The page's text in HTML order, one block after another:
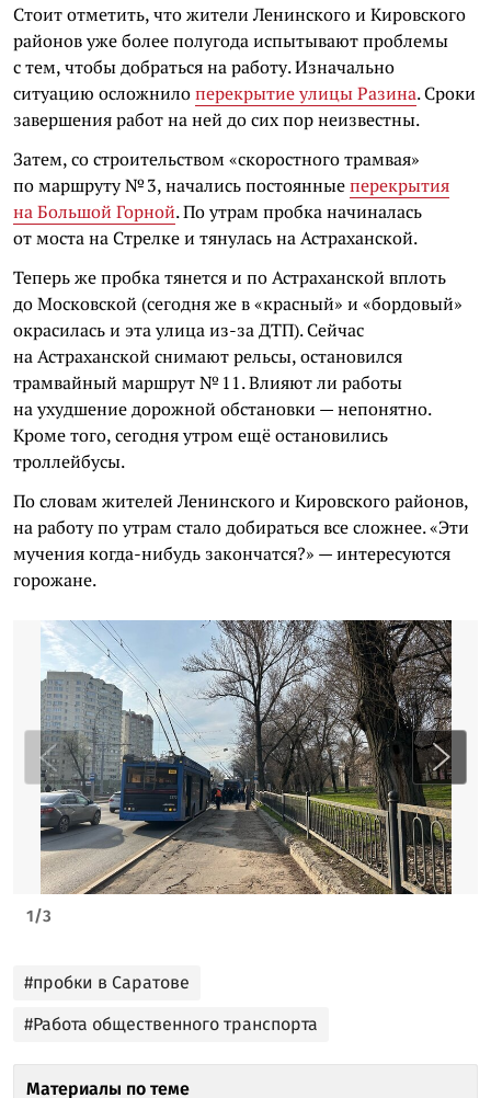
Стоит отметить, что жители Ленинского и Кировского
районов уже более полугода испытывают проблемы
с тем, чтобы добраться на работу. Изначально
ситуацию осложнилоперекрытие улицы Разина. Сроки
завершения работ на ней до сих пор неизвестны.
Затем, со строительством «скоростного трамвая»
по маршруту № 3, начались постоянныеперекрытия
на Большой Горной. По утрам пробка начиналась
от моста на Стрелке и тянулась на Астраханской.
Теперь же пробка тянется и по Астраханской вплоть
до Московской (сегодня же в «красный» и «бордовый»
окрасилась и эта улица из-за ДТП). Сейчас
на Астраханской снимают рельсы, остановился
трамвайный маршрут № 11. Влияют ли работы
на ухудшение дорожной обстановки — непонятно.
Кроме того, сегодня утром ещё остановились
троллейбусы.
По словам жителей Ленинского и Кировского районов,
на работу по утрам стало добираться все сложнее. «Эти
мучения когда-нибудь закончатся?» — интересуются
горожане.
1/3
#пробки в Саратове
#Работа общественного транспорта
Материалы по теме